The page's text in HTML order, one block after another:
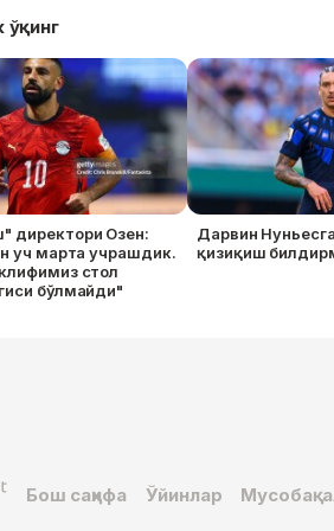
ўқинг
директори Озен:
уч марта учрашдик.
стол
бўлмайди"
Дарвин
қизиқиш
Бош саҳифа Ўйинлар